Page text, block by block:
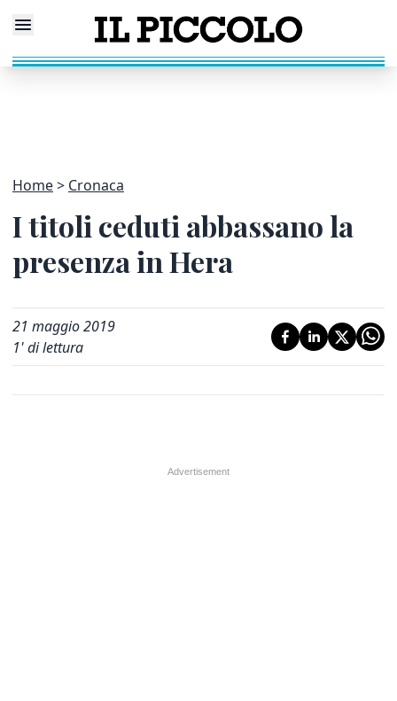
Home Cronaca
I titoli ceduti abbassano la
presenza in Hera
21 maggio 2019
1' di lettura